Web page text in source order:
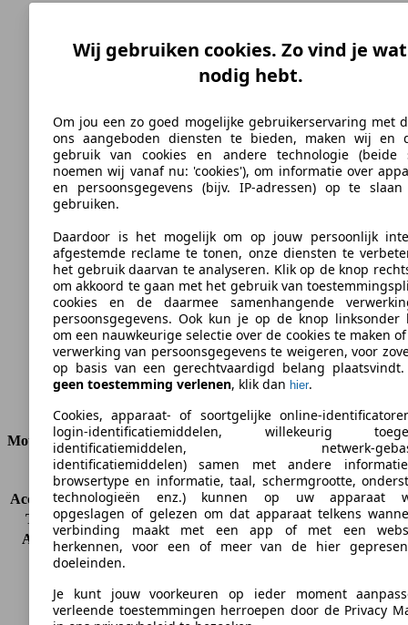
Topsnelheid (km/h)
Diesel
Brandstof
118 g/km
CO2-uitstoot (gem.)*
Ø 4.5 l/100km
Motor & Vermogen
KW (PS)
120 kW (163 PS)
Acceleratie (0-100 km/h) 8.6s
Topsnelheid (km/h)
228 km/h
Aantal versnellingen
6
Koppel
Brandstof
Diesel
Cilinders
4
Wij gebruiken cookies. Zo vind je
nodig hebt.
Om jou een zo goed mogelijke gebruikerservaring met
ons aangeboden diensten te bieden, maken wij en
gebruik van cookies en andere technologie (beide
noemen wij vanaf nu: 'cookies'), om informatie over
en persoonsgegevens (bijv. IP-adressen) op te
gebruiken.
Daardoor is het mogelijk om op jouw persoonlijk
afgestemde reclame te tonen, onze diensten te
het gebruik daarvan te analyseren. Klik op de knop
om akkoord te gaan met het gebruik van
cookies en de daarmee samenhangende
persoonsgegevens. Ook kun je op de knop linksonder
om een nauwkeurige selectie over de cookies te maken
verwerking van persoonsgegevens te weigeren, voor
op basis van een gerechtvaardigd belang
geen toestemming verlenen, klik dan hier.
Cookies, apparaat- of soortgelijke online-
login-identificatiemiddelen, willekeurig
identificatiemiddelen, netwerk-
identificatiemiddelen) samen met andere
browsertype en informatie, taal, schermgrootte,
technologieën enz.) kunnen op uw apparaat
opgeslagen of gelezen om dat apparaat telkens
verbinding maakt met een app of met een
herkennen, voor een of meer van de hier
doeleinden.
Je kunt jouw voorkeuren op ieder moment
verleende toestemmingen herroepen door de Privacy